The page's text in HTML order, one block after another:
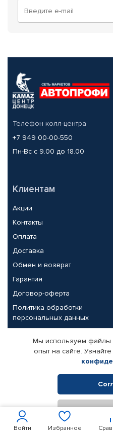
Войти Избранное
Телефон колл-центра
+7 949 00-00-550
Пн-Вс с 9.00 до 18.00
Клиентам
Акции
Контакты
Оплата
Доставка
Обмен и возврат
Гарантия
Договор-оферта
Политика обработки
персональных данных
Партнерам
Корпоративным клиентам
Поставщикам
© КАМАЗ ЦЕНТР ДОНЕЦК, 2015-
Интернет-магазин
Мы используем файлы
опыт на сайте.